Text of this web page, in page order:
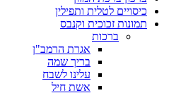
כיסויים לטלית ותפילין
תמונות זכוכית וקנבס
ברכות
אגרת הרמב"ן
בריך שמה
עלינו לשבח
אשת חיל